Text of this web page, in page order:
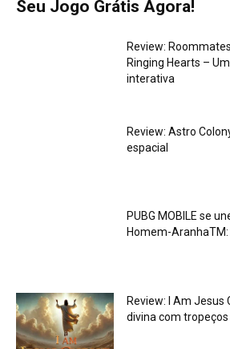
Seu Jogo Grátis Agora!
Review:
Ringing Hearts –
interativa
Review: Astro
espacial
PUBG MOBILE se
Homem-AranhaTM:
Review: I Am Jesus
divina com